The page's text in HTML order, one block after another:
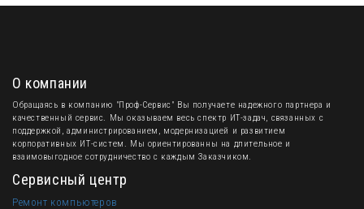
О компании
Обращаясь в компанию "Проф-Сервис" Вы получаете надежного партнера и
качественный сервис. Мы оказываем весь спектр ИТ-задач, связанных с
поддержкой, администрированием, модернизацией и развитием
корпоративных ИТ-систем. Мы ориентированны на длительное и
взаимовыгодное сотрудничество с каждым Заказчиком.
Сервисный центр
Ремонт компьютеров